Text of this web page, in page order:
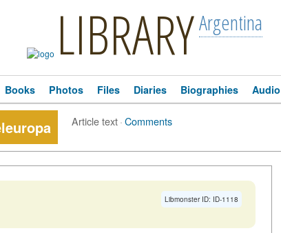
LIBRARYArgentina
Books Photos Files Diaries Biographies Audio
Article text·Comments
Libmonster ID: ID-1118